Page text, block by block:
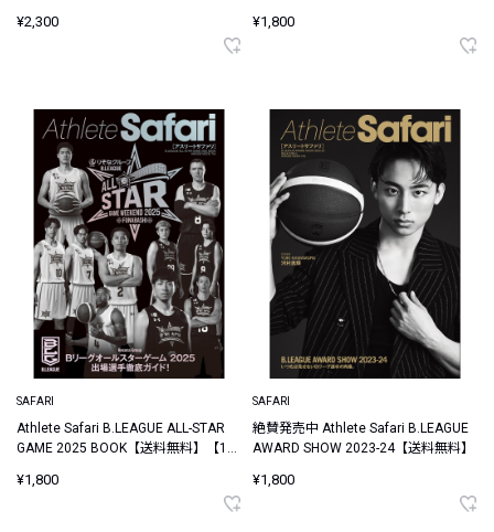
¥2,300 ¥1,800
SAFARI
Athlete Safari B.LEAGUE ALL-STAR
GAME 2025 BOOK【送料無料】【1月
¥1,800
SAFARI
絶賛発売中 Athlete Safari B.LEAGUE
AWARD SHOW 2023-24【送料無料】
¥1,800